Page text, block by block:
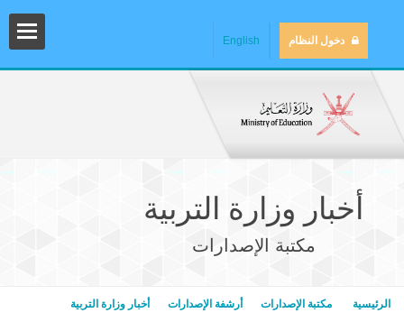
دخول النظام English
أخبار وزارة التربية
مكتبة الإصدارات
الرئيسية مكتبة الإصدارات أرشفة الإصدارات أخبار وزارة التربية